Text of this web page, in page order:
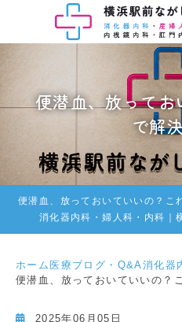
便潜血、放って
で解
便潜血、放っておいていいの？こ
消化器内科・婦人科・内科｜
ホーム 医療ブログ・Q&A消化器
便潜血、放っておいていいの？
2025年06月05日